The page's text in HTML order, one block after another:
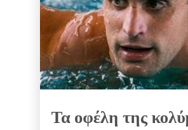
Τα οφέλη της